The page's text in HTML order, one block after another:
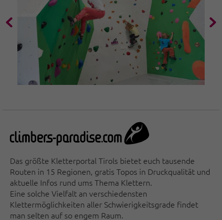
Das größte Kletterportal Tirols bietet euch tausende
Routen in 15 Regionen, gratis Topos in Druckqualität und
aktuelle Infos rund ums Thema Klettern.
Eine solche Vielfalt an verschiedensten
Klettermöglichkeiten aller Schwierigkeitsgrade findet
man selten auf so engem Raum.